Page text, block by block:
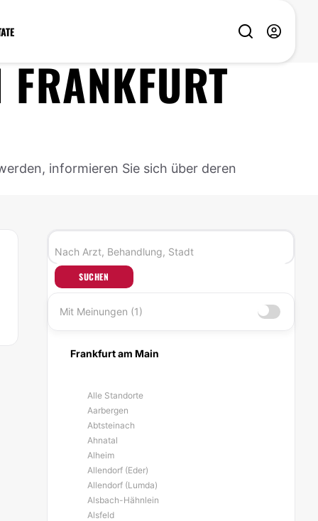
FRANKFURT
informieren Sie sich über deren
SUCHEN
Mit Meinungen (1)
Frankfurt am Main
Alle Standorte
Aarbergen
Abtsteinach
Ahnatal
Alheim
Allendorf (Eder)
Allendorf (Lumda)
Alsbach-Hähnlein
Alsfeld